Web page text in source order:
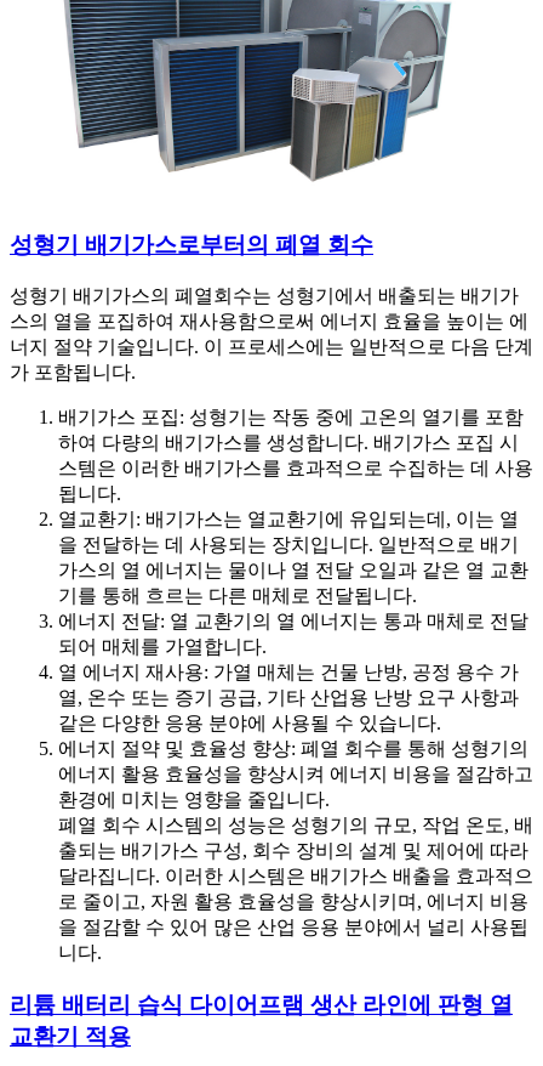
성형기 배기가스로부터의 폐열 회수
성형기 배기가스의 폐열회수는 성형기에서 배출되는 배기가
스의 열을 포집하여 재사용함으로써 에너지 효율을 높이는 에
너지 절약 기술입니다. 이 프로세스에는 일반적으로 다음 단계
가 포함됩니다.
배기가스 포집: 성형기는 작동 중에 고온의 열기를 포함
하여 다량의 배기가스를 생성합니다. 배기가스 포집 시
스템은 이러한 배기가스를 효과적으로 수집하는 데 사용
됩니다.
열교환기: 배기가스는 열교환기에 유입되는데, 이는 열
을 전달하는 데 사용되는 장치입니다. 일반적으로 배기
가스의 열 에너지는 물이나 열 전달 오일과 같은 열 교환
기를 통해 흐르는 다른 매체로 전달됩니다.
에너지 전달: 열 교환기의 열 에너지는 통과 매체로 전달
되어 매체를 가열합니다.
열 에너지 재사용: 가열 매체는 건물 난방, 공정 용수 가
열, 온수 또는 증기 공급, 기타 산업용 난방 요구 사항과
같은 다양한 응용 분야에 사용될 수 있습니다.
에너지 절약 및 효율성 향상: 폐열 회수를 통해 성형기의
에너지 활용 효율성을 향상시켜 에너지 비용을 절감하고
환경에 미치는 영향을 줄입니다.
폐열 회수 시스템의 성능은 성형기의 규모, 작업 온도, 배
출되는 배기가스 구성, 회수 장비의 설계 및 제어에 따라
달라집니다. 이러한 시스템은 배기가스 배출을 효과적으
로 줄이고, 자원 활용 효율성을 향상시키며, 에너지 비용
을 절감할 수 있어 많은 산업 응용 분야에서 널리 사용됩
니다.
리튬 배터리 습식 다이어프램 생산 라인에 판형 열
교환기 적용